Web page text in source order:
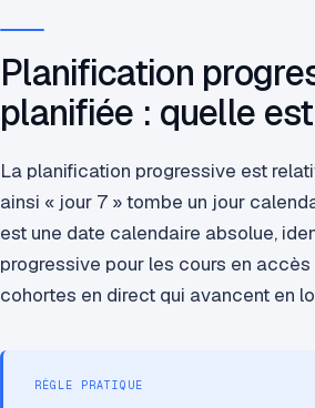
Planification
planifiée : quelle
La planification progressive est
ainsi « jour 7 » tombe un jour
est une date calendaire absolue,
progressive pour les cours en
cohortes en direct qui avancent en
RÈGLE PRATIQUE